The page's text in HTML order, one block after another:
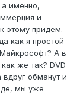
именно,
и
этому придем.
как я простой
А в
же так? DVD
вдруг обманут и
мы уже